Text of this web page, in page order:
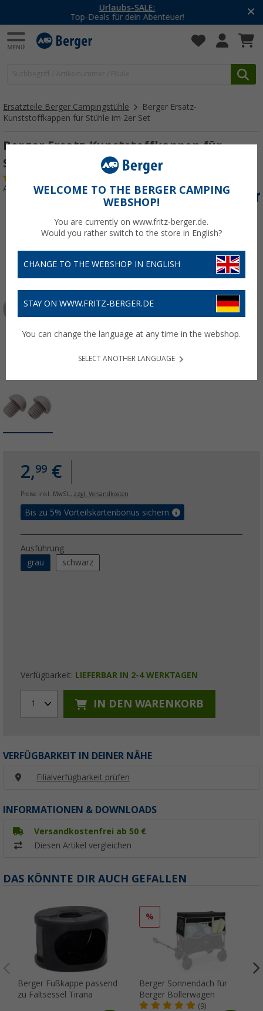
-20% auf Kleidung und Schuhe
Mit dem Aktionscode20SSV
Ersatzteile Berger Campingstühle
Berger Ersatz-
Kunststoffkappen für Stühle im 2er Set
Berger Ersatz-Kunststoffkappen für
Stühle im 2er Set grau 22 mm
Art.-Nr.: 363850
2,99 €
Preise inkl. MwSt., zzgl. Versandkosten
Bis zu 5% Vorteilskartenbonus sichern
Ausführung
grau
schwarz
Verfügbarkeit: LIEFERBAR IN 2-4 WERKTAGEN
1 IN DEN WARENKORB
VERFÜGBARKEIT IN DEINER NÄHE
Filialverfügbarkeit prüfen
INFORMATIONEN & DOWNLOADS
Versandkostenfrei ab 50 €
Diesen Artikel vergleichen
DAS KÖNNTE DIR AUCH GEFALLEN
Berger Fußkappe passend
zu Faltsessel Tirana
%
Berger Sonnendach für
Berger Bollerwagen
(9)
WELCOME TO THE BERGER CAMPING
WEBSHOP!
You are currently on www.fritz-berger.de.
Would you rather switch to the store in English?
CHANGE TO THE WEBSHOP IN ENGLISH
STAY ON WWW.FRITZ-BERGER.DE
You can change the language at any time in the webshop.
SELECT ANOTHER LANGUAGE